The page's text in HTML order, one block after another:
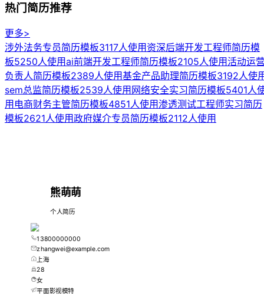
热门简历推荐
更多>
涉外法务专员简历模板3117人使用 资深后端开发工程师简历模
板5250人使用ai前端开发工程师简历模板2105人使用活动运
负责人简历模板2389人使用基金产品助理简历模板3192人使
sem总监简历模板2539人使用 网络安全实习简历模板5401人
用 电商财务主管简历模板4851人使用渗透测试工程师实习简历
模板2621人使用政府媒介专员简历模板2112人使用
熊萌萌
个人简历
13800000000
zhangwei@example.com
上海
28
女
平面影视模特